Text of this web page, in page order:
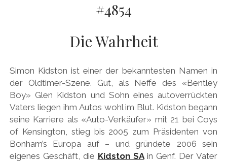
AUDI
CARROSSIERS
CITROËN
DAIMLER
EXOTEN
FERRARI
FIAT/ABARTH
DEUTSCH
facebook
instagram
pinterest
#4854
Die Wahrheit
Simon Kidston ist einer der bekanntesten Namen in
der Oldtimer-Szene. Gut, als Neffe des «Bentley
Boy» Glen Kidston und Sohn eines autoverrückten
Vaters liegen ihm Autos wohl im Blut. Kidston begann
seine Karriere als «Auto-Verkäufer» mit 21 bei Coys
of Kensington, stieg bis 2005 zum Präsidenten von
Bonham’s Europa auf – und gründete 2006 sein
eigenes Geschäft, die Kidston SAin Genf. Der Vater